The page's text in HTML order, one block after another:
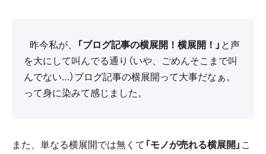
昨今私が、 「ブログ記事の横展開！横展開！」 と声
を大にして叫んでる通り（いや、ごめんそこまで叫
んでない…）ブログ記事の横展開って大事だなぁ。
って身に染みて感じました。
また、単なる横展開では無くて 「モノが売れる横展開」 こ